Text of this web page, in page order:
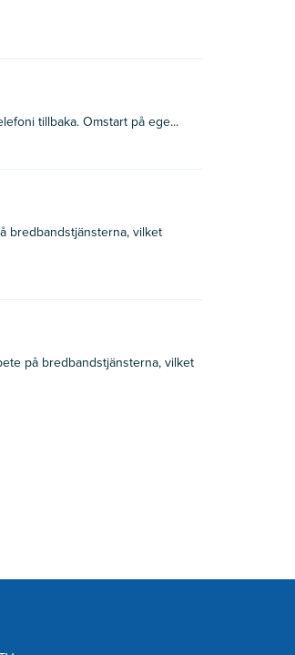
tillbaka. Omstart på ege...
bredbandstjänsterna, vilket
på bredbandstjänsterna, vilket